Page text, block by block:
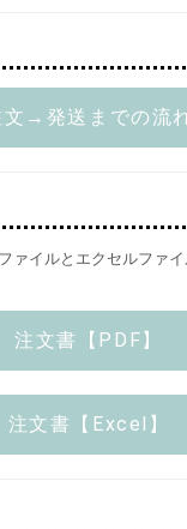
文→発送までの流
ァイルとエクセルファ
注文書【PDF】
注文書【Excel】